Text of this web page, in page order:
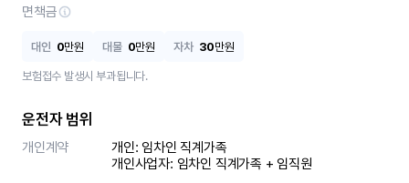
면책금
대인 0만원 대물 0만원 자차 30만원
보험접수 발생시 부과됩니다.
운전자 범위
개인계약
개인: 임차인 직계가족
개인사업자: 임차인 직계가족 + 임직원